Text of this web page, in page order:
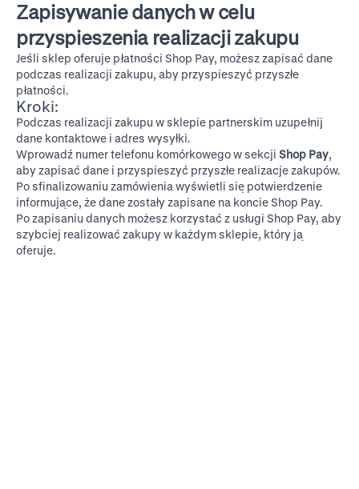
Zapisywanie danych w celu
przyspieszenia realizacji zakupu
Jeśli sklep oferuje płatności Shop Pay, możesz zapisać dane
podczas realizacji zakupu, aby przyspieszyć przyszłe
płatności.
Kroki:
Podczas realizacji zakupu w sklepie partnerskim uzupełnij
dane kontaktowe i adres wysyłki.
Wprowadź numer telefonu komórkowego w sekcji Shop Pay,
aby zapisać dane i przyspieszyć przyszłe realizacje zakupów.
Po sfinalizowaniu zamówienia wyświetli się potwierdzenie
informujące, że dane zostały zapisane na koncie Shop Pay.
Po zapisaniu danych możesz korzystać z usługi Shop Pay, aby
szybciej realizować zakupy w każdym sklepie, który ją
oferuje.